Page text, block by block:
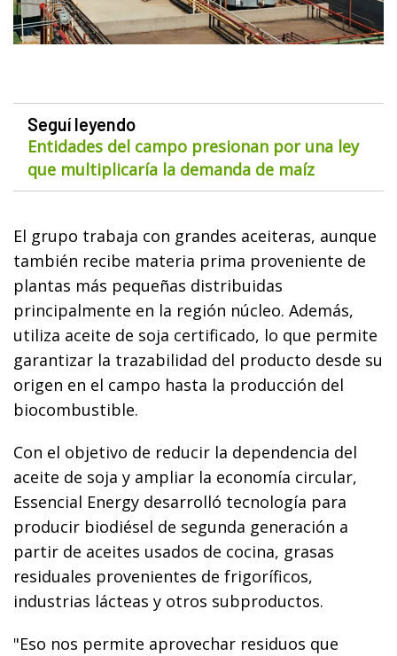
Seguí leyendo
Entidades del campo presionan por una ley
que multiplicaría la demanda de maíz
El grupo trabaja con grandes aceiteras, aunque
también recibe materia prima proveniente de
plantas más pequeñas distribuidas
principalmente en la región núcleo. Además,
utiliza aceite de soja certificado, lo que permite
garantizar la trazabilidad del producto desde su
origen en el campo hasta la producción del
biocombustible.
Con el objetivo de reducir la dependencia del
aceite de soja y ampliar la economía circular,
Essencial Energy desarrolló tecnología para
producir biodiésel de segunda generación a
partir de aceites usados de cocina, grasas
residuales provenientes de frigoríficos,
industrias lácteas y otros subproductos.
"Eso nos permite aprovechar residuos que